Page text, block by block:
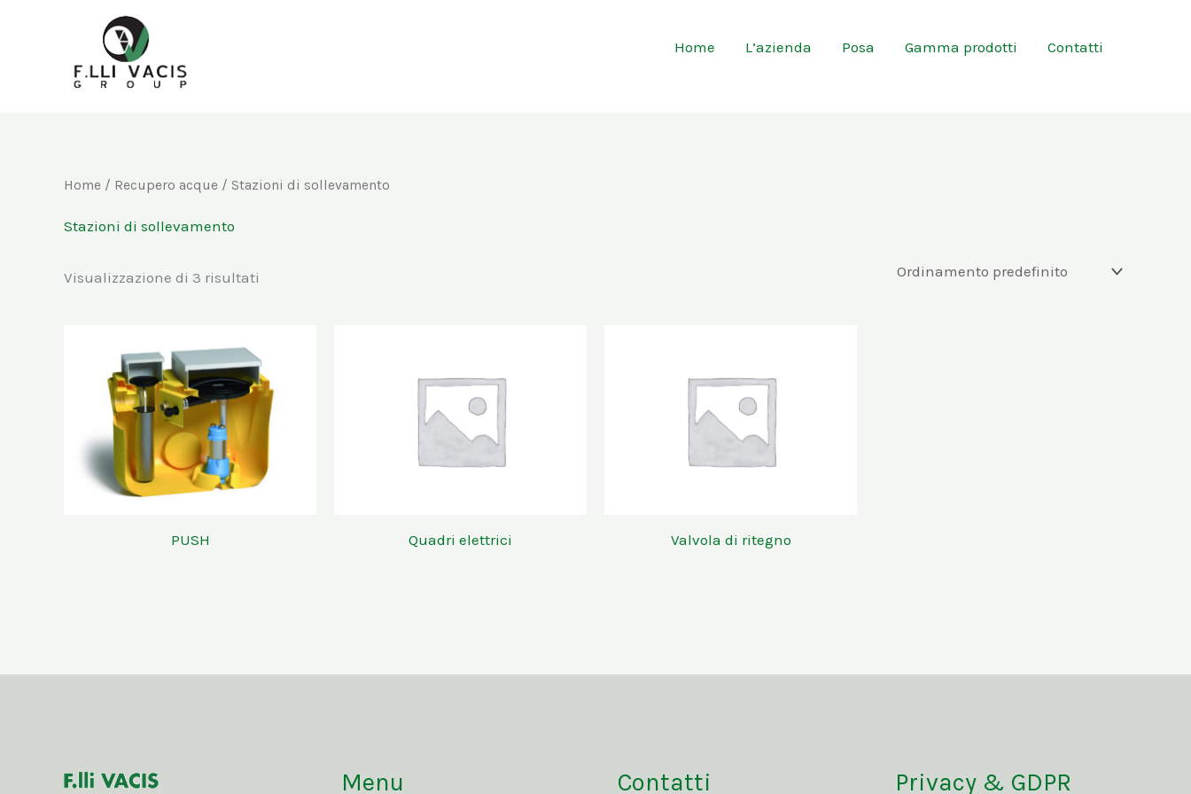
Home L’azienda Posa Gamma prodotti Contatti
Home / Recupero acque / Stazioni di sollevamento
Stazioni di sollevamento
Visualizzazione di 3 risultati
PUSH Quadri elettrici Valvola di ritegno
Menu Contatti Privacy & GDPR